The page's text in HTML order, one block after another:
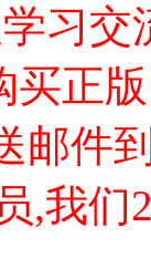
习交
买正
件
,我们